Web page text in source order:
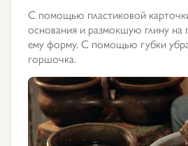
С помощью пластиковой
основания и размокшую глину на
ему форму. С помощью губки
горшочка.